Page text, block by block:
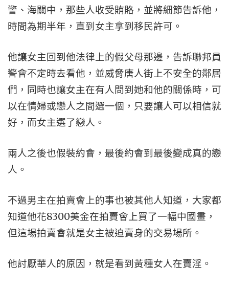
警、海關中，那些人收受賄賂，並將細節告訴他，
時間為期半年，直到女主拿到移民許可。
他讓女主回到他法律上的假父母那邊，告訴聯邦員
警會不定時去看他，並威脅唐人街上不安全的鄰居
們，同時也讓女主在有人問到她和他的關係時，可
以在情婦或戀人之間選一個，只要讓人可以相信就
好，而女主選了戀人。
兩人之後也假裝約會，最後約會到最後變成真的戀
人。
不過男主在拍賣會上的事也被其他人知道，大家都
知道他花8300美金在拍賣會上買了一幅中國畫，
但這場拍賣會就是女主被迫賣身的交易場所。
他討厭華人的原因，就是看到黃種女人在賣淫。